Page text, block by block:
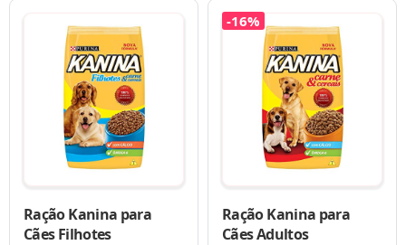
Ração Kanina para
Cães Filhotes
Ração Kanina para
Cães Adultos
-16%